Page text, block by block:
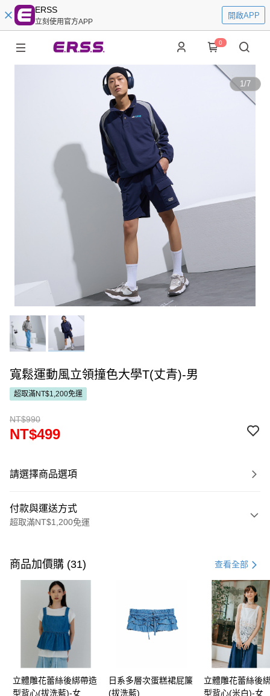
ERSS
立刻使用官方APP
開啟APP
0
1/7
寬鬆運動風立領撞色大學T(丈青)-男
超取滿NT$1,200免運
NT$990
NT$499
請選擇商品選項
付款與運送方式
超取滿NT$1,200免運
信用卡一次付款
超商取貨付款
LINE Pay
Apple Pay
街口支付
悠遊付
商品加價購 (31) 查看全部
立體雕花蕾絲後綁帶造
型背心(拔洗藍)-女
日系多層次蛋糕裙屁簾
(拔洗藍)
立體雕花蕾絲後
型背心(米白)-女